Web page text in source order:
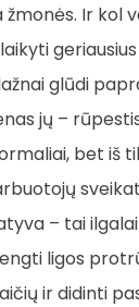
Ir kol
glūdi
jų –
bet iš
– tai
ligos
ir didinti